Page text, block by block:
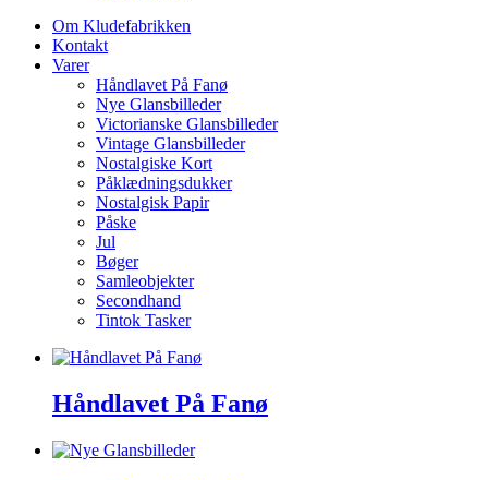
Om Kludefabrikken
Kontakt
Varer
Håndlavet På Fanø
Nye Glansbilleder
Victorianske Glansbilleder
Vintage Glansbilleder
Nostalgiske Kort
Påklædningsdukker
Nostalgisk Papir
Påske
Jul
Bøger
Samleobjekter
Secondhand
Tintok Tasker
Håndlavet På Fanø